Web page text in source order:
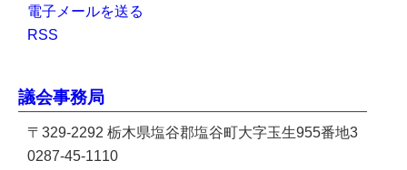
電子メールを送る
RSS
議会事務局
〒329-2292 栃木県塩谷郡塩谷町大字玉生955番地3
0287-45-1110